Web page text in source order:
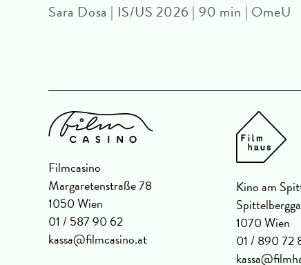
Sara Dosa | IS/US 2026 | 90 min | OmeU
Filmcasino
Margaretenstraße 78
1050 Wien
01 / 587 90 62
kassa@filmcasino.at
Kino am
1070 Wien
01 / 890 72